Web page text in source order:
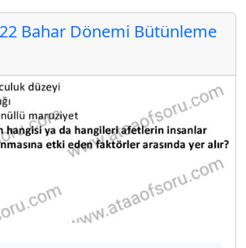
Bahar Dönemi Bütünleme